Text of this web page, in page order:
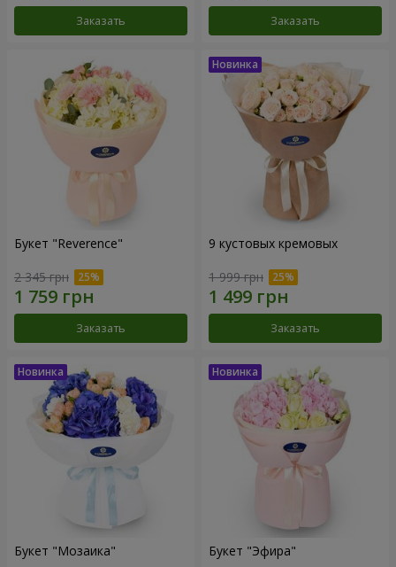
Заказать Заказать
Букет "Reverence"
2 345 грн
Заказать
9 кустовых кремовых
1 999 грн
Заказать
Букет "Мозаика" Букет "Эфира"